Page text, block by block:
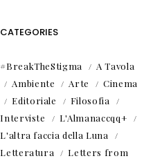
CATEGORIES
#BreakTheStigma
A Tavola
Ambiente
Arte
Cinema
Editoriale
Filosofia
Interviste
L'Almanaccqq+
L'altra faccia della Luna
Letteratura
Letters from